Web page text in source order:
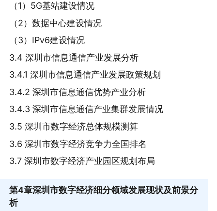
（1）5G基站建设情况
（2）数据中心建设情况
（3）IPv6建设情况
3.4 深圳市信息通信产业发展分析
3.4.1 深圳市信息通信产业发展政策规划
3.4.2 深圳市信息通信优势产业分析
3.4.3 深圳市信息通信产业集群发展情况
3.5 深圳市数字经济总体规模测算
3.6 深圳市数字经济竞争力全国排名
3.7 深圳市数字经济产业园区规划布局
第4章深圳市数字经济细分领域发展现状及前景分
析